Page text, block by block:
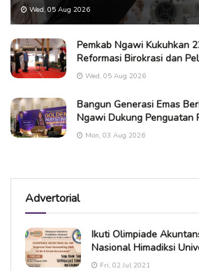
Wed, 05 Aug 2026
Pemkab Ngawi Kukuhkan
Reformasi Birokrasi dan
Wed, 05 Aug 2026
Bangun Generasi Emas
Ngawi Dukung Penguatan
Mon, 03 Aug 2026
Advertorial
Ikuti Olimpiade
Nasional Himadiksi
Fri, 02 Jul 2021